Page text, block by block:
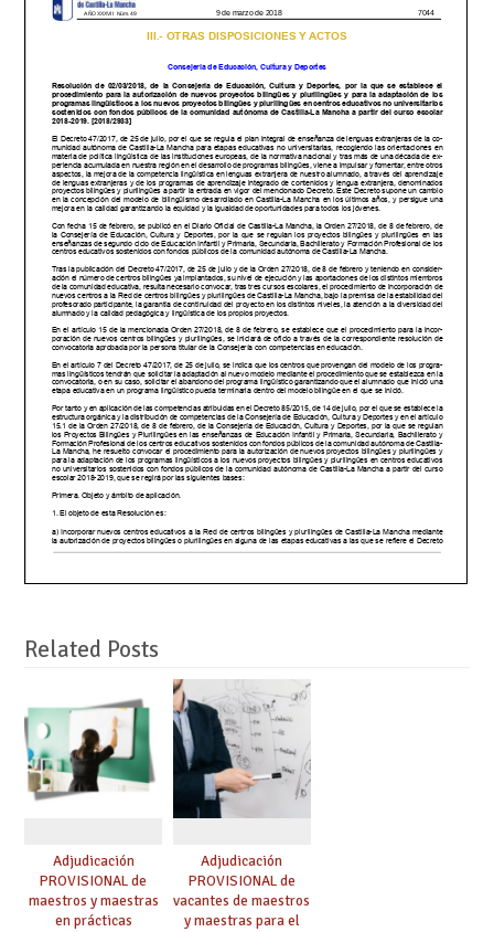
Related Posts
Adjudicación
PROVISIONAL de
maestros y maestras
en prácticas
Adjudicación
PROVISIONAL de
vacantes de maestros
y maestras para el